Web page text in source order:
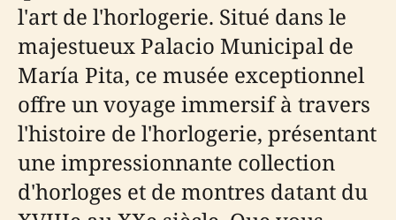
l'art de l'horlogerie. Situé dans le
majestueux Palacio Municipal de
María Pita, ce musée exceptionnel
offre un voyage immersif à travers
l'histoire de l'horlogerie, présentant
une impressionnante collection
d'horloges et de montres datant du